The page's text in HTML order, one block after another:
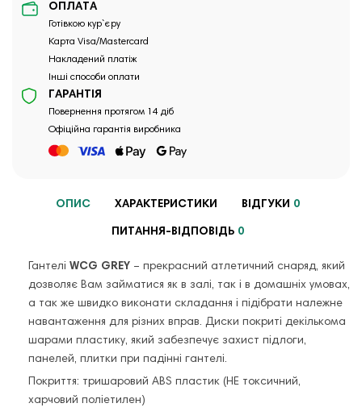
ОПЛАТА
Готівкою кур`єру
Карта Visa/Mastercard
Накладений платіж
Інші способи оплати
ГАРАНТІЯ
Повернення протягом 14 діб
Офіційна гарантія виробника
ОПИС ХАРАКТЕРИСТИКИ ВІДГУКИ 0
ПИТАННЯ-ВІДПОВІДЬ 0
Гантелі WCG GREY – прекрасний атлетичний снаряд, який
дозволяє Вам займатися як в залі, так і в домашніх умовах,
а так же швидко виконати складання і підібрати належне
навантаження для різних вправ. Диски покриті декількома
шарами пластику, який забезпечує захист підлоги,
панелей, плитки при падінні гантелі.
Покриття: тришаровий АВЅ пластик (НЕ токсичний,
харчовий поліетилен)